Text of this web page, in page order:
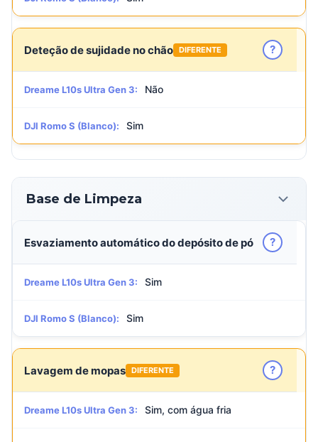
Deteção de sujidade no chão DIFERENTE ?
Dreame L10s Ultra Gen 3: Não
DJI Romo S (Blanco): Sim
Base de Limpeza
Esvaziamento automático do depósito de pó ?
Dreame L10s Ultra Gen 3: Sim
DJI Romo S (Blanco): Sim
Lavagem de mopas DIFERENTE ?
Dreame L10s Ultra Gen 3: Sim, com água fria